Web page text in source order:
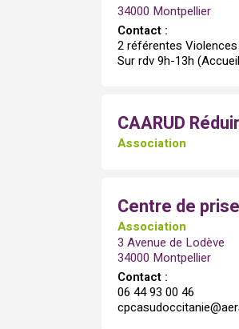
34000 Montpellier
Contact :
2 référentes
Sur rdv 9h-13h
CAARUD
Association
Centre de
Association
3 Avenue de Lodève
34000 Montpellier
Contact :
06 44 93 00 46